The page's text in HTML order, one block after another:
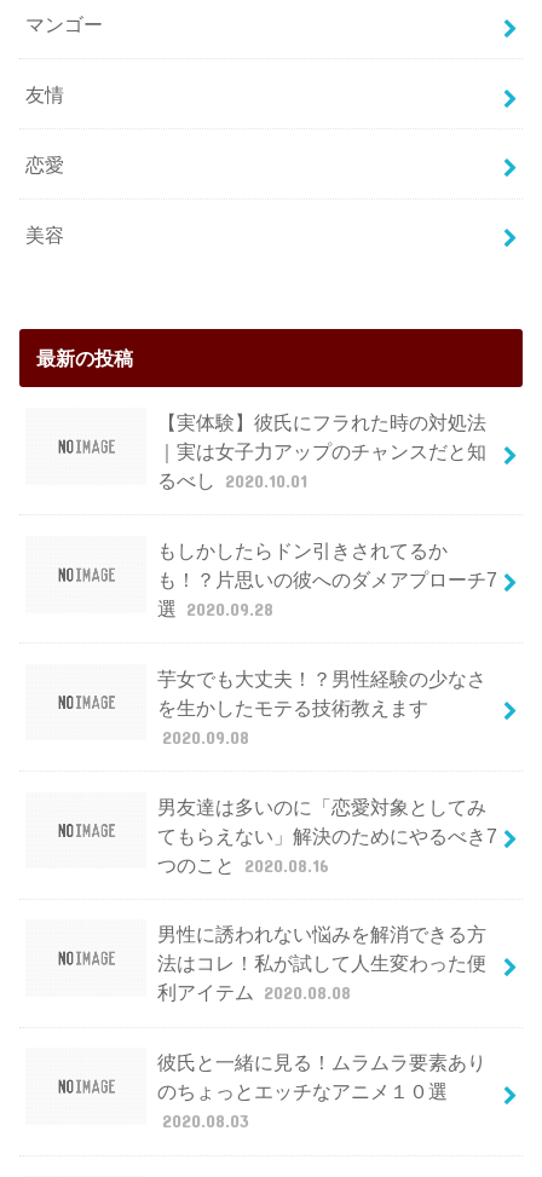
マンゴー
友情
恋愛
美容
最新の投稿
【実体験】彼氏にフラれた時の対処法
｜実は女子力アップのチャンスだと知
るべし
2020.10.01
もしかしたらドン引きされてるか
も！？片思いの彼へのダメアプローチ7
選 2020.09.28
芋女でも大丈夫！？男性経験の少なさ
を生かしたモテる技術教えます
2020.09.08
男友達は多いのに「恋愛対象としてみ
てもらえない」解決のためにやるべき7
つのこと
2020.08.16
男性に誘われない悩みを解消できる方
法はコレ！私が試して人生変わった便
利アイテム
2020.08.08
彼氏と一緒に見る！ムラムラ要素あり
のちょっとエッチなアニメ１０選
2020.08.03